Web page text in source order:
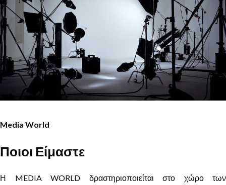
Media World
Ποιοι Είμαστε
Η MEDIA WORLD δραστηριοποιείται στο χώρο των